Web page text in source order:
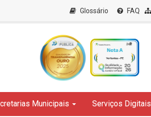
Glossário FAQ
Municipais Serviços Digitais